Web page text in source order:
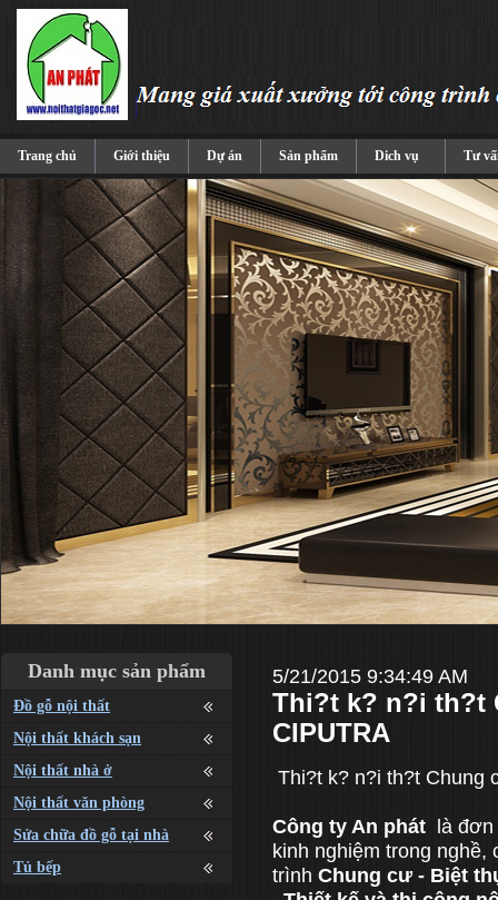
Trang chủ Giới thiệu Dự án Sản phẩm Dich vụ Tư
Danh mục sản phẩm
Đồ gỗ nội thất
Nội thất khách sạn
Nội thất nhà ở
Nội thất văn phòng
Sửa chữa đồ gỗ tại nhà
Tủ bếp
5/21/2015 9:34:49 AM
Thi?t k? n?i th?t
CIPUTRA
Thi?t k? n?i th?t Chung
Công ty An phát là
kinh nghiệm trong nghề,
trình Chung cư - Biệt